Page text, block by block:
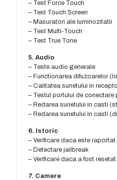
– Test Force Touch
– Test Touch Screen
– Masuratori ale luminozitatii
– Test Multi-Touch
– Test True Tone
5. Audio
– Teste audio generale
– Functionarea difuzoarelor
– Calitatea sunetului in
– Testul portului de conectare
– Redarea sunetului in casti
– Redarea sunetului in casti
6. Istoric
– Verificare daca este
– Detectare jailbreak
– Verificare daca a fost
7. Camere